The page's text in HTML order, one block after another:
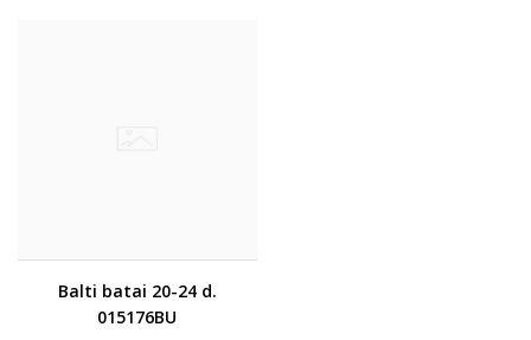
Balti batai 20-24 d.
015176BU